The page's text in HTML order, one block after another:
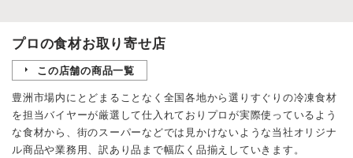
プロの食材お取り寄せ店
この店舗の商品一覧
豊洲市場内にとどまることなく全国各地から選りすぐりの冷凍食材
を担当バイヤーが厳選して仕入れておりプロが実際使っているよう
な食材から、街のスーパーなどでは見かけないような当社オリジナ
ル商品や業務用、訳あり品まで幅広く品揃えしていきます。